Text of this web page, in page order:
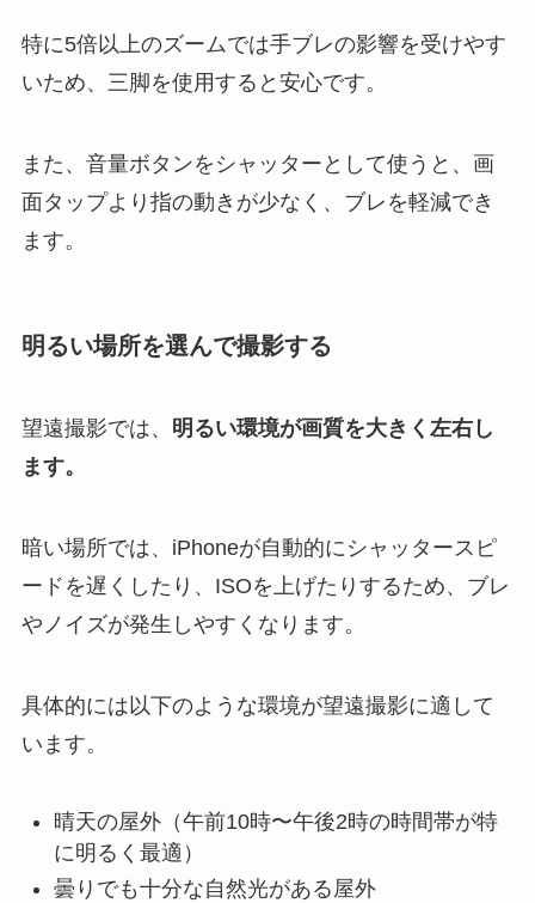
特に5倍以上のズームでは手ブレの影響を受けやす
いため、三脚を使用すると安心です。
また、音量ボタンをシャッターとして使うと、画
面タップより指の動きが少なく、ブレを軽減でき
ます。
明るい場所を選んで撮影する
望遠撮影では、 明るい環境が画質を大きく左右し
ます。
暗い場所では、iPhoneが自動的にシャッタースピ
ードを遅くしたり、ISOを上げたりするため、ブレ
やノイズが発生しやすくなります。
具体的には以下のような環境が望遠撮影に適して
います。
晴天の屋外（午前10時〜午後2時の時間帯が特
に明るく最適）
曇りでも十分な自然光がある屋外